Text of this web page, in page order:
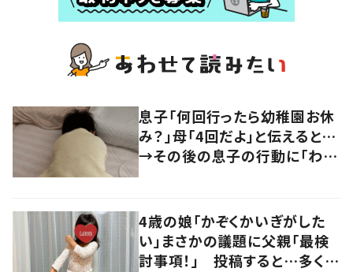
息子「何回行ったら幼稚園お休
み？」母「4回だよ」と伝えると…
→その後の息子の行動に「わか
4歳の娘「かぞくかいぎがした
い」まさかの議題に父親「最検
討事項！」 投稿すると…多くの